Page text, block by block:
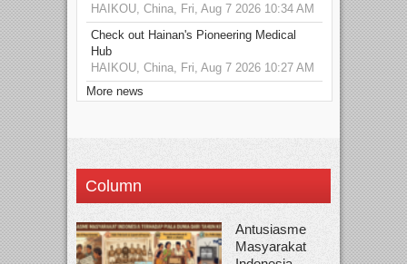
HAIKOU, China, Fri, Aug 7 2026 10:34 AM
Check out Hainan's Pioneering Medical
Hub
HAIKOU, China, Fri, Aug 7 2026 10:27 AM
More news
Column
Antusiasme
Masyarakat